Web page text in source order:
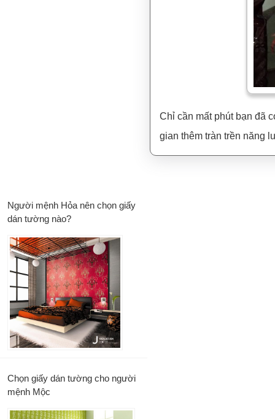
Chỉ cần mất phút bạn đã
gian thêm tràn trền năng
Người mệnh Hỏa nên chọn giấy
dán tường nào?
Chọn giấy dán tường cho người
mệnh Mộc